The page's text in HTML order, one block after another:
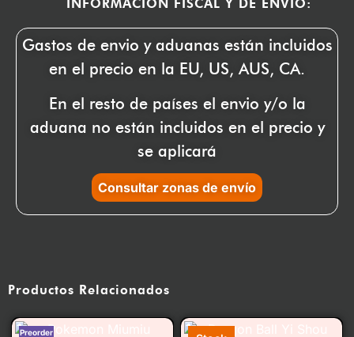
INFORMACIÓN FISCAL Y DE ENVÍO:
Gastos de envio y aduanas están incluidos
en el precio en la EU, US, AUS, CA.
En el resto de países el envio y/o la
aduana no están incluidos en el precio y
se aplicará
Consultar zonas de envío
Productos Relacionados